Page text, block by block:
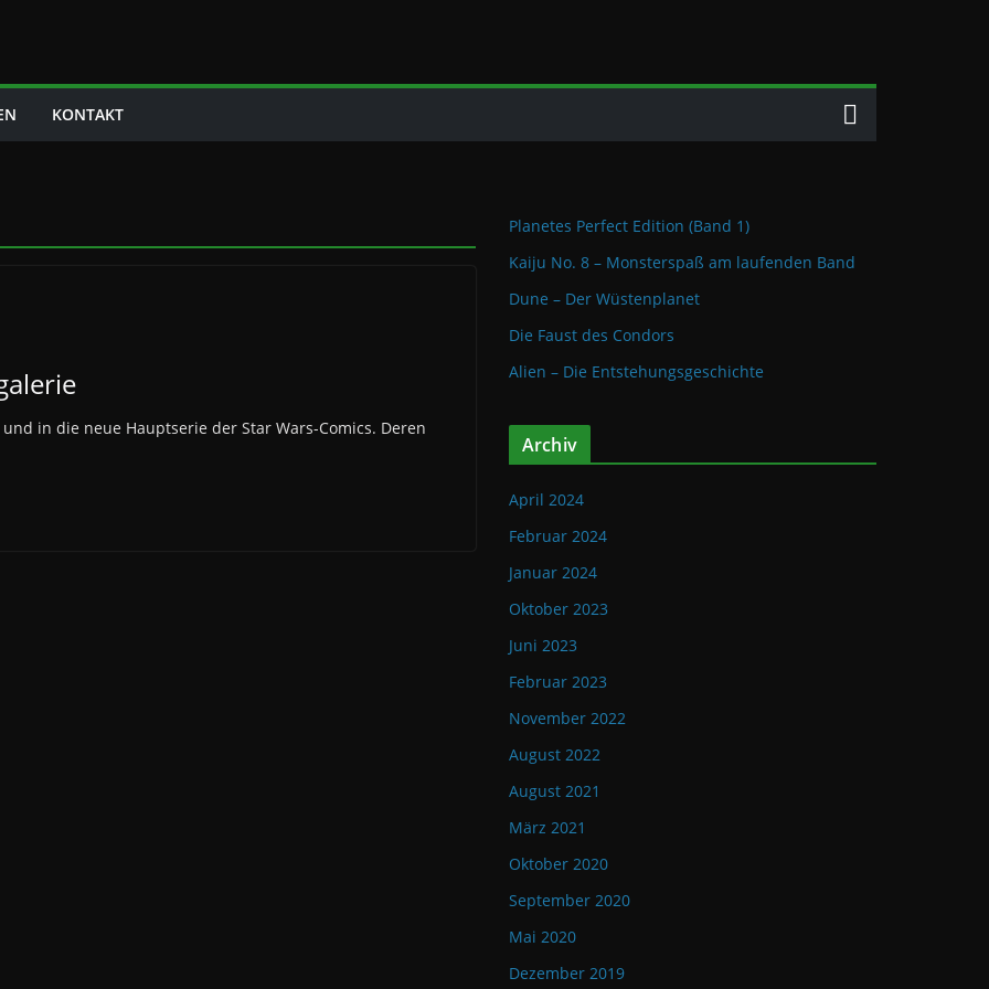
KONTAKT
in die neue Hauptserie der Star Wars-Comics. Deren
Planetes Perfect Edition (Band 1)
Kaiju No. 8 – Monsterspaß am laufenden Band
Dune – Der Wüstenplanet
Die Faust des Condors
Alien – Die Entstehungsgeschichte
Archiv
April 2024
Februar 2024
Januar 2024
Oktober 2023
Juni 2023
Februar 2023
November 2022
August 2022
August 2021
März 2021
Oktober 2020
September 2020
Mai 2020
Dezember 2019